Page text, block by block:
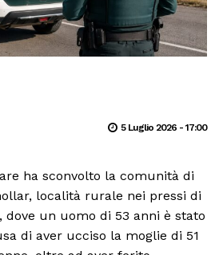
5 Luglio 2026 - 17:00
ha sconvolto la comunità di
località rurale nei pressi di
dove un uomo di 53 anni è stato
di aver ucciso la moglie di 51